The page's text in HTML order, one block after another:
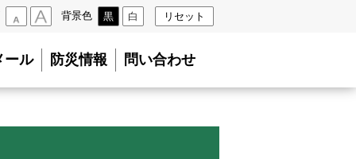
背景色 黒 白 リセット
ール 防災情報 問い合わせ